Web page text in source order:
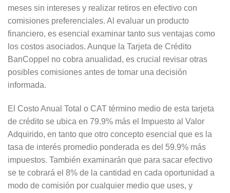
meses sin intereses y realizar retiros en efectivo con
comisiones preferenciales. Al evaluar un producto
financiero, es esencial examinar tanto sus ventajas como
los costos asociados. Aunque la Tarjeta de Crédito
BanCoppel no cobra anualidad, es crucial revisar otras
posibles comisiones antes de tomar una decisión
informada.
El Costo Anual Total o CAT término medio de esta tarjeta
de crédito se ubica en 79.9% más el Impuesto al Valor
Adquirido, en tanto que otro concepto esencial que es la
tasa de interés promedio ponderada es del 59.9% más
impuestos. También examinarán que para sacar efectivo
se te cobrará el 8% de la cantidad en cada oportunidad a
modo de comisión por cualquier medio que uses, y